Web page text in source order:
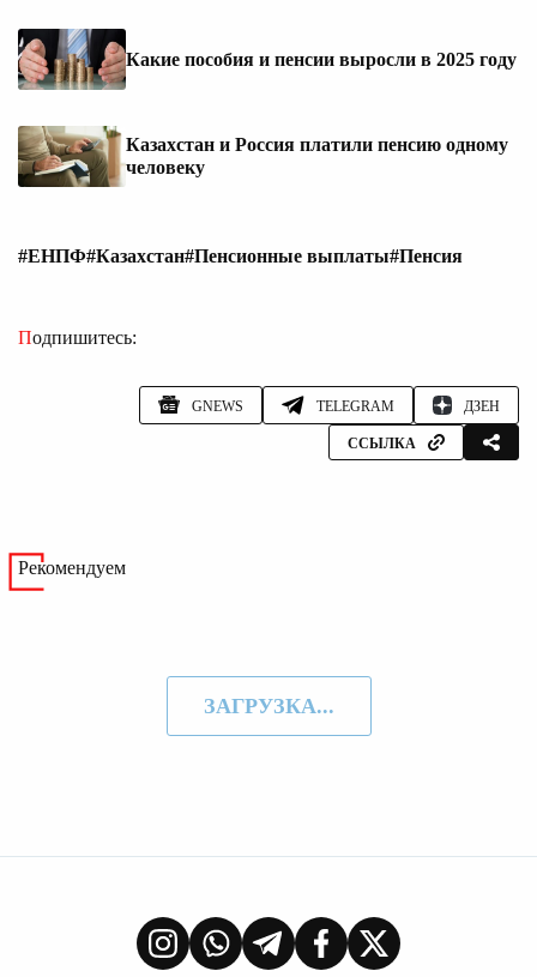
Какие пособия и пенсии выросли в 2025 году
Казахстан и Россия платили пенсию одному
человеку
#ЕНПФ#Казахстан#Пенсионные выплаты#Пенсия
Подпишитесь:
GNEWS TELEGRAM ДЗЕН
ССЫЛКА
Рекомендуем
ЗАГРУЗКА...